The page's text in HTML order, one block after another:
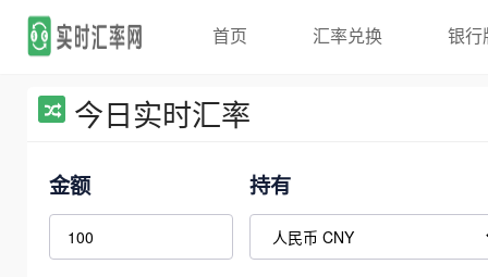
首页 汇率兑换 银行
今日实时汇率
金额 持有